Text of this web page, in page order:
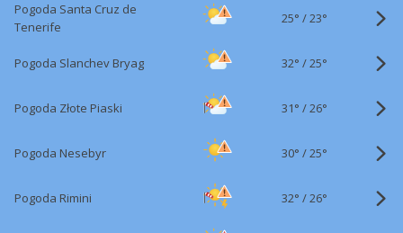
Pogoda Santa Cruz de
Tenerife
25° /23°
Pogoda Slanchev Bryag 32° /25°
Pogoda Złote Piaski 31° /26°
Pogoda Nesebyr 30° /25°
Pogoda Rimini 32° /26°